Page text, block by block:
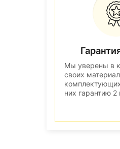
Мы уверены в
своих
них гарантию 2